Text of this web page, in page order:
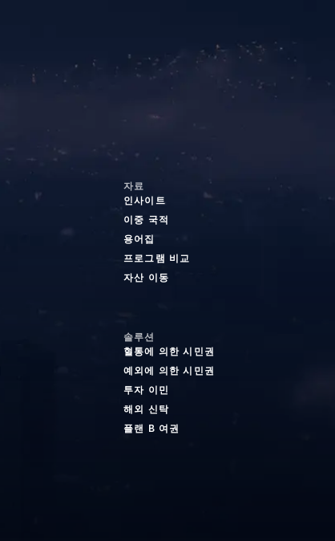
자료
인사이트
이중 국적
용어집
프로그램 비교
자산 이동
솔루션
혈통에 의한 시민권
예외에 의한 시민권
투자 이민
해외 신탁
플랜 B 여권